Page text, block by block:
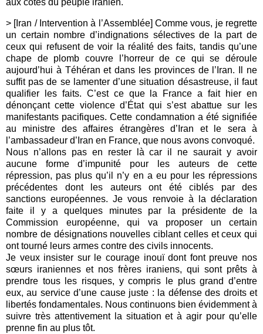
> [Iran / Intervention à l’Assemblée] Comme vous, je regrette
un certain nombre d’indignations sélectives de la part de
ceux qui refusent de voir la réalité des faits, tandis qu’une
chape de plomb couvre l’horreur de ce qui se déroule
aujourd’hui à Téhéran et dans les provinces de l’Iran. Il ne
suffit pas de se lamenter d’une situation désastreuse, il faut
qualifier les faits. C’est ce que la France a fait hier en
dénonçant cette violence d’État qui s’est abattue sur les
manifestants pacifiques. Cette condamnation a été signifiée
au ministre des affaires étrangères d’Iran et le sera à
l’ambassadeur d’Iran en France, que nous avons convoqué.
Nous n’allons pas en rester là car il ne saurait y avoir
aucune forme d’impunité pour les auteurs de cette
répression, pas plus qu’il n’y en a eu pour les répressions
précédentes dont les auteurs ont été ciblés par des
sanctions européennes. Je vous renvoie à la déclaration
faite il y a quelques minutes par la présidente de la
Commission européenne, qui va proposer un certain
nombre de désignations nouvelles ciblant celles et ceux qui
ont tourné leurs armes contre des civils innocents.
Je veux insister sur le courage inouï dont font preuve nos
sœurs iraniennes et nos frères iraniens, qui sont prêts à
prendre tous les risques, y compris le plus grand d’entre
eux, au service d’une cause juste : la défense des droits et
libertés fondamentales. Nous continuons bien évidemment à
suivre très attentivement la situation et à agir pour qu’elle
prenne fin au plus tôt.